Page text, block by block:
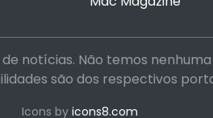
notícias. Não temos
são dos respectivos
Icons by icons8.com